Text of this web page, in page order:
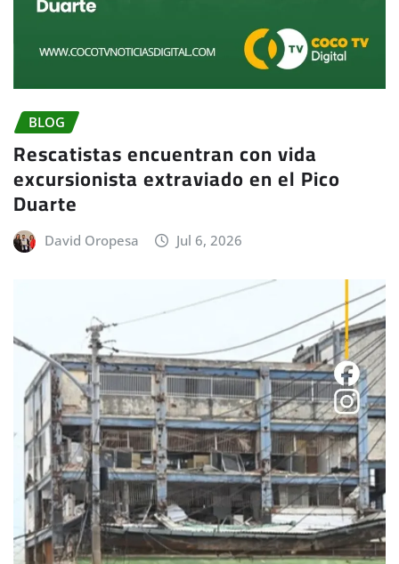
BLOG
Rescatistas encuentran con vida
excursionista extraviado en el Pico
Duarte
David Oropesa Jul 6, 2026